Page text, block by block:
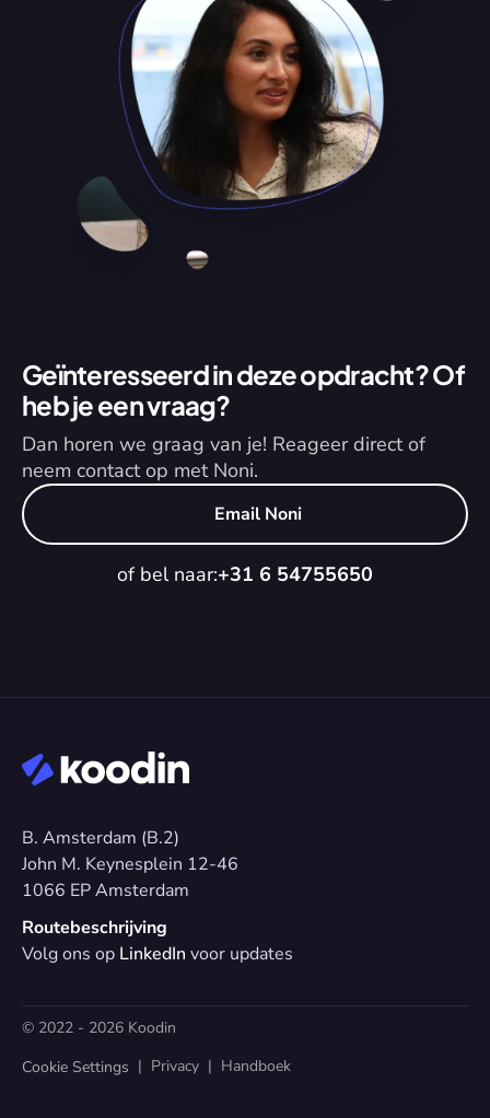
Geïnteresseerd in deze opdracht? Of
heb je een vraag?
Dan horen we graag van je! Reageer direct of
neem contact op met Noni.
Email Noni
of bel naar:+31 6 54755650
B. Amsterdam (B.2)
John M. Keynesplein 12-46
1066 EP Amsterdam
Routebeschrijving
Volg ons op LinkedIn voor updates
© 2022 - 2026 Koodin
Cookie Settings
  |
Privacy
  |
Handboek